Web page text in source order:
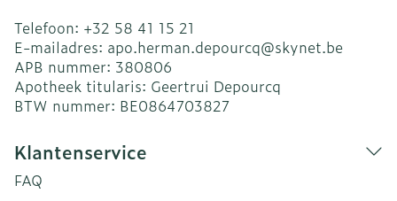
Telefoon: +32 58 41 15 21
E-mailadres: apo.herman.depourcq@skynet.be
APB nummer: 380806
Apotheek titularis: Geertrui Depourcq
BTW nummer: BE0864703827
Klantenservice
FAQ